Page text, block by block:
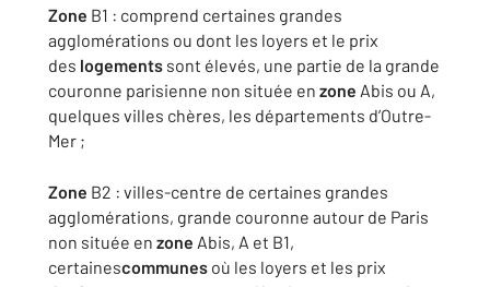
Zone B1 : comprend certaines grandes
agglomérations ou dont les loyers et le prix
des logements sont élevés, une partie de la grande
couronne parisienne non située en zone Abis ou A,
quelques villes chères, les départements d’Outre-
Mer ;
Zone B2 : villes-centre de certaines grandes
agglomérations, grande couronne autour de Paris
non située en zone Abis, A et B1,
certainescommunes où les loyers et les prix